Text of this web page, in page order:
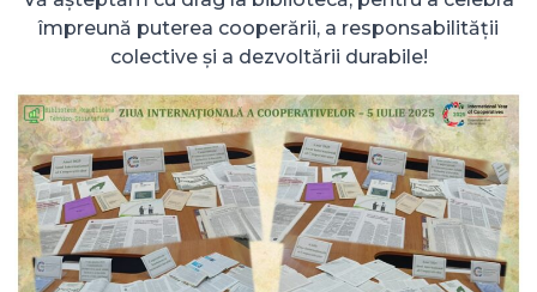
împreună puterea cooperării, a responsabilității
colective și a dezvoltării durabile!